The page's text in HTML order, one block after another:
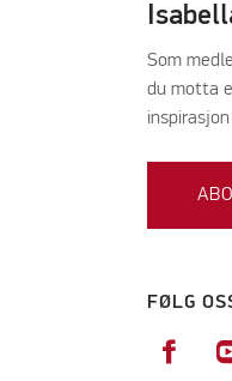
Som
du motta
FØLG